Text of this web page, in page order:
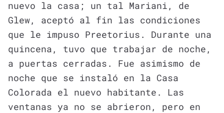
nuevo la casa; un tal Mariani, de
Glew, aceptó al fin las condiciones
que le impuso Preetorius. Durante una
quincena, tuvo que trabajar de noche,
a puertas cerradas. Fue asimismo de
noche que se instaló en la Casa
Colorada el nuevo habitante. Las
ventanas ya no se abrieron, pero en